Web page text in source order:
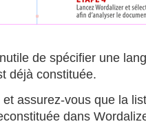
de spécifier une
déjà constituée.
assurez-vous que la
dans